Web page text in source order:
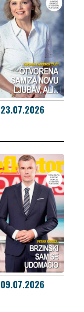
23.07.2026
09.07.2026